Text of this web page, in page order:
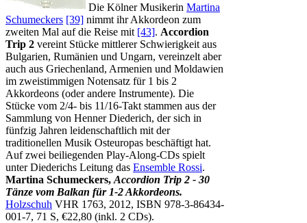
Die Kölner Musikerin Martina
Schumeckers [39] nimmt ihr Akkordeon zum
zweiten Mal auf die Reise mit [43]. Accordion
Trip 2 vereint Stücke mittlerer Schwierigkeit aus
Bulgarien, Rumänien und Ungarn, vereinzelt aber
auch aus Griechenland, Armenien und Moldawien
im zweistimmigen Notensatz für 1 bis 2
Akkordeons (oder andere Instrumente). Die
Stücke vom 2/4- bis 11/16-Takt stammen aus der
Sammlung von Henner Diederich, der sich in
fünfzig Jahren leidenschaftlich mit der
traditionellen Musik Osteuropas beschäftigt hat.
Auf zwei beiliegenden Play-Along-CDs spielt
unter Diederichs Leitung das Ensemble Rossi.
Martina Schumeckers, Accordion Trip 2 - 30
Tänze vom Balkan für 1-2 Akkordeons.
Holzschuh VHR 1763, 2012, ISBN 978-3-86434-
001-7, 71 S, €22,80 (inkl. 2 CDs).